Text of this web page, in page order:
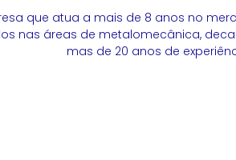
que atua a mais de 8 anos no
nas áreas de metalomecânica,
mas de 20 anos de